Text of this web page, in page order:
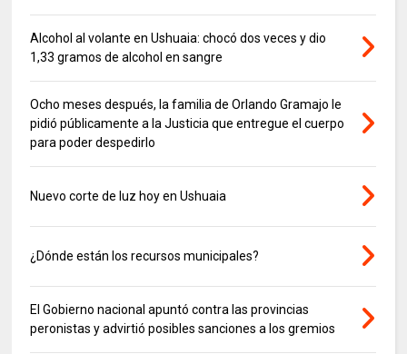
Alcohol al volante en Ushuaia: chocó dos veces y dio
1,33 gramos de alcohol en sangre
Ocho meses después, la familia de Orlando Gramajo le
pidió públicamente a la Justicia que entregue el cuerpo
para poder despedirlo
Nuevo corte de luz hoy en Ushuaia
¿Dónde están los recursos municipales?
El Gobierno nacional apuntó contra las provincias
peronistas y advirtió posibles sanciones a los gremios